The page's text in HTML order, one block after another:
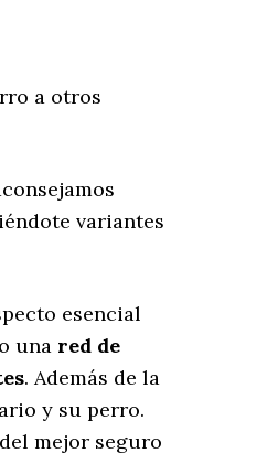
a otros
variantes
esencial
una red de
. Además de la
y su perro.
mejor seguro